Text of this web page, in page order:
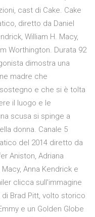
cast di Cake. Cake
diretto da Daniel
William H. Macy,
Worthington. Durata 92
dimostra una
madre che
e che si è tolta
il luogo e le
scusa si spinge a
donna. Canale 5
del 2014 diretto da
Aniston, Adriana
Anna Kendrick e
clicca sull'immagine
Brad Pitt, volto storico
e un Golden Globe